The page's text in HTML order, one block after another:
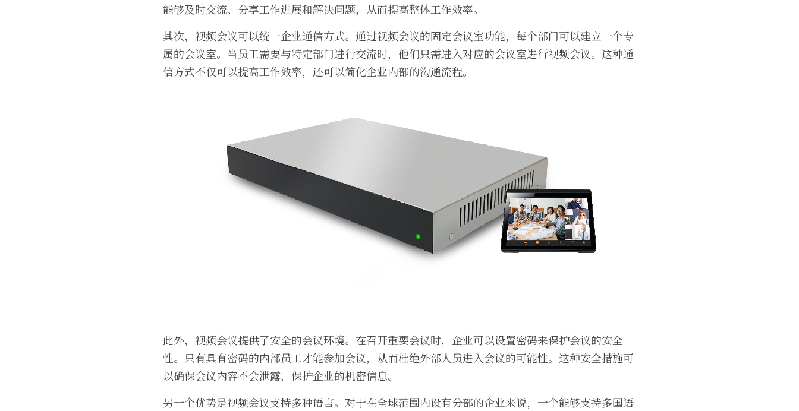
能够及时交流、分享工作进展和解决问题，从而提高整体工作效率。
其次，视频会议可以统一企业通信方式。通过视频会议的固定会议室功能，每个部门可以建立一个专
属的会议室。当员工需要与特定部门进行交流时，他们只需进入对应的会议室进行视频会议。这种通
信方式不仅可以提高工作效率，还可以简化企业内部的沟通流程。
此外，视频会议提供了安全的会议环境。在召开重要会议时，企业可以设置密码来保护会议的安全
性。只有具有密码的内部员工才能参加会议，从而杜绝外部人员进入会议的可能性。这种安全措施可
以确保会议内容不会泄露，保护企业的机密信息。
另一个优势是视频会议支持多种语言。对于在全球范围内设有分部的企业来说，一个能够支持多国语